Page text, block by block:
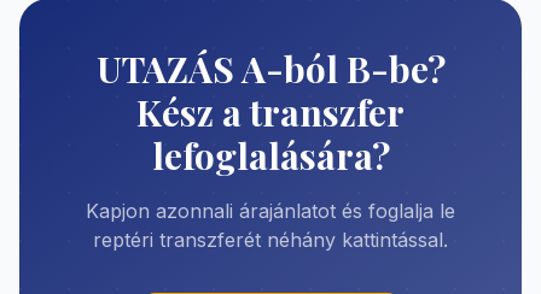
UTAZÁS A-ból B-be?
Kész a transzfer
lefoglalására?
Kapjon azonnali árajánlatot és foglalja le
reptéri transzferét néhány kattintással.